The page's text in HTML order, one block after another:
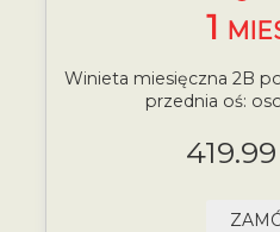
1
Winieta miesięczna 2B
przednia oś: